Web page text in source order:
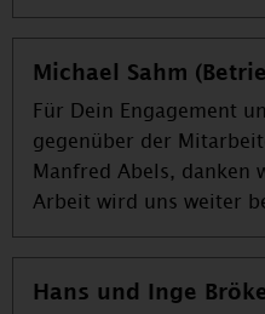
Michael Sahm
Für Dein Engagement
gegenüber der
Manfred Abels, danken
Arbeit wird uns weiter
Hans und Inge